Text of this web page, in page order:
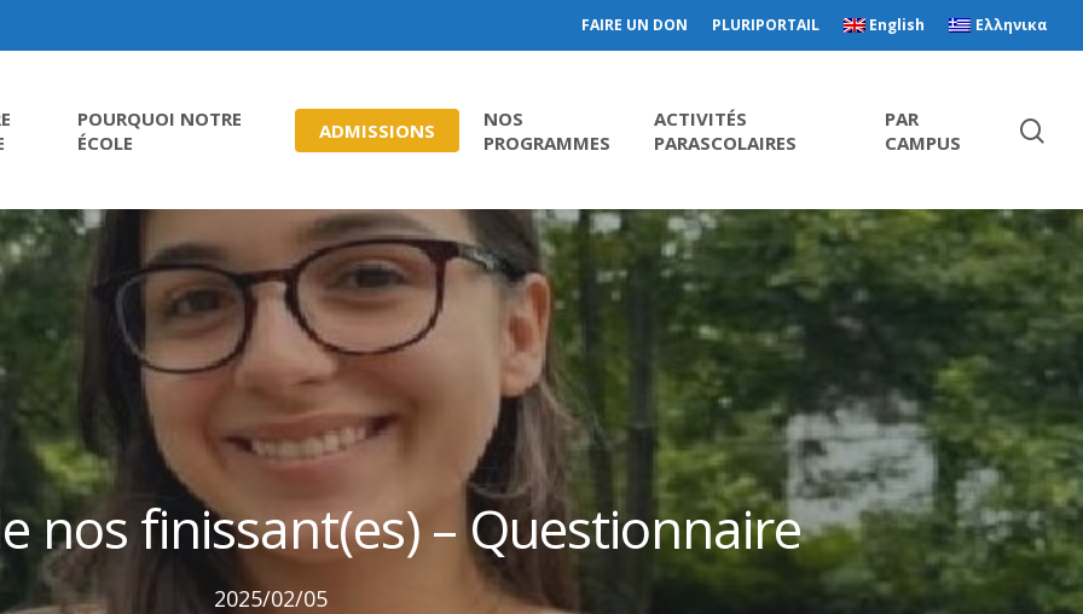
FAIRE UN DON PLURIPORTAIL English Ελληνικα
POURQUOI NOTRE
ÉCOLE
ADMISSIONS
NOS
PROGRAMMES
ACTIVITÉS
PARASCOLAIRES
PAR
CAMPUS
nos finissant(es) – Questionnaire
2025/02/05